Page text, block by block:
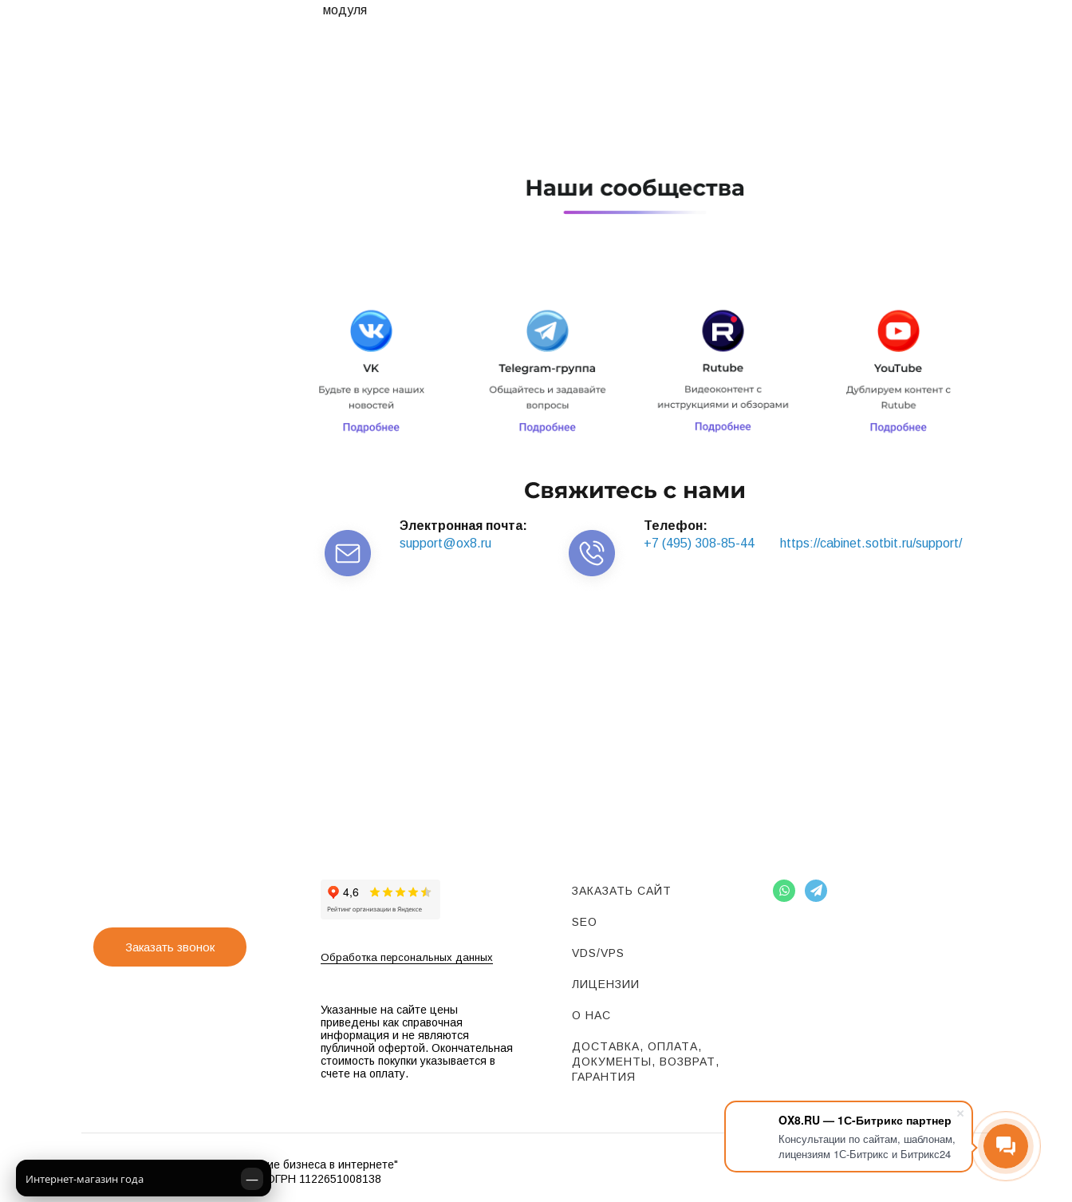
OX8.RU — 1С-Битрикс партнер
Консультации по сайтам, шаблонам,
лицензиям 1С-Битрикс и Битрикс24
модуля
Электронная почта:
support@ox8.ru
Телефон:
+7 (495) 308-85-44
https://cabinet.sotbit.ru/support/
Заказать звонок
Обработка персональных данных
Указанные на сайте цены
приведены как справочная
информация и не являются
публичной офертой. Окончательная
стоимость покупки указывается в
счете на оплату.
ЗАКАЗАТЬ САЙТ
SEO
VDS/VPS
ЛИЦЕНЗИИ
О НАС
ДОСТАВКА, ОПЛАТА,
ДОКУМЕНТЫ, ВОЗВРАТ,
ГАРАНТИЯ
2012 - 2026 "OX8.RU Продвижение бизнеса в интернете"
ООО "С-Ким", ИНН 2632803528, ОГРН 1122651008138
Интернет-магазин года —